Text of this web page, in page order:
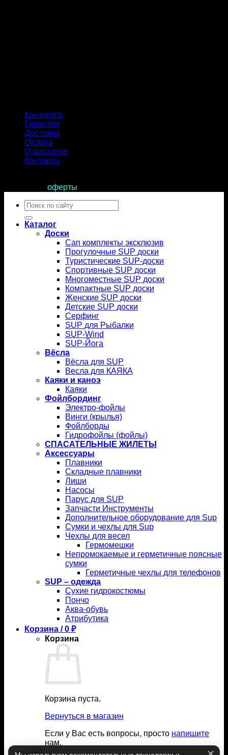
Как купить
Гарантия
Доставка
Оплата
О магазине
Контакты
оферты
Искать:
Каталог
Доски
Сап комплекты эксклюзив
Прогулочные SUP доски
Туристические SUP-доски
Спортивные SUP доски
Многоместные SUP доски
Компактные SUP доски
Женские SUP доски
Детские SUP доски
Серфинг
SUP для Рыбалки
SUP-Wind
SUP-Йога
Вёсла
Вёсла для SUP
Весла для КАЯКА
Каяки и каноэ
Каяки
Фойлбординг
Электро-фойлы
Винги (крылья)
Фойлборды
Гидрофойлы (фойлы)
СПАСАТЕЛЬНЫЕ ЖИЛЕТЫ
Аксессуары
Плавники
Складные плавники
Лиши
Насосы
Парус для SUP
Запчасти Инструменты
Дополнительное оборудование для Sup
Сумки и чехлы для Sup
Чехлы для весел
Гермомешки
Непромокаемые и герметичные поясные
сумки
Герметичные чехлы для телефонов
SUP – одежда
Сухие гидрокостюмы
Пончо
Аква-обувь
Атрибутика
Корзина /0 ₽
Корзина
Корзина пуста.
Вернуться в магазин
Если у Вас есть вопросы, просто напишите
нам.